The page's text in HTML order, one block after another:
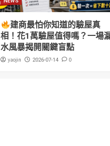
建商最怕你知道的驗屋真
相！花1萬驗屋值得嗎？一場
水風暴揭開關鍵盲點
yaojin 2026-07-14 0